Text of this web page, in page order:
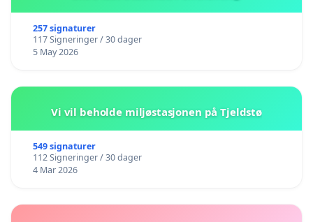
257 signaturer
117 Signeringer / 30 dager
5 May 2026
Vi vil beholde miljøstasjonen på Tjeldstø
549 signaturer
112 Signeringer / 30 dager
4 Mar 2026